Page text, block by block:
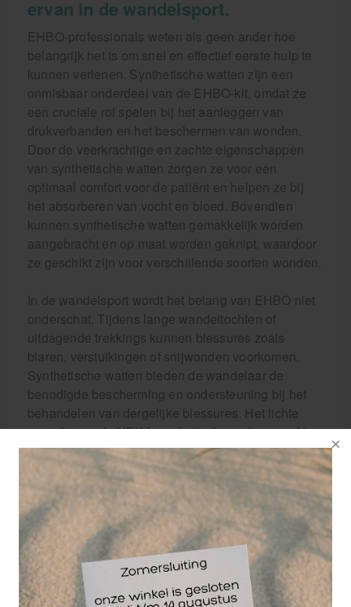
ervan in de wandelsport.
EHBO-professionals weten als geen ander hoe
belangrijk het is om snel en effectief eerste hulp te
kunnen verlenen. Synthetische watten zijn een
onmisbaar onderdeel van de EHBO-kit, omdat ze
een cruciale rol spelen bij het aanleggen van
drukverbanden en het beschermen van wonden.
Door de veerkrachtige en zachte eigenschappen
van synthetische watten zorgen ze voor een
optimaal comfort voor de patiënt en helpen ze bij
het absorberen van vocht en bloed. Bovendien
kunnen synthetische watten gemakkelijk worden
aangebracht en op maat worden geknipt, waardoor
ze geschikt zijn voor verschillende soorten wonden.
In de wandelsport wordt het belang van EHBO niet
onderschat. Tijdens lange wandeltochten of
uitdagende trekkings kunnen blessures zoals
blaren, verstuikingen of snijwonden voorkomen.
Synthetische watten bieden de wandelaar de
benodigde bescherming en ondersteuning bij het
behandelen van dergelijke blessures. Het lichte
gewicht van de HEKA synthetische watten maakt ze
ideaal om mee te nemen in de rugzak, zonder extra
last toe te voegen aan uw bagage.
Eigenschappen van de HEKA
synthetische watten in de maat 10
cm,: